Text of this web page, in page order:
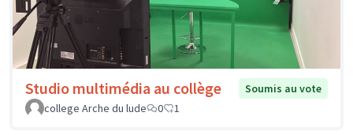
Studio multimédia au collège
Soumis au vote
college Arche du lude
0 1